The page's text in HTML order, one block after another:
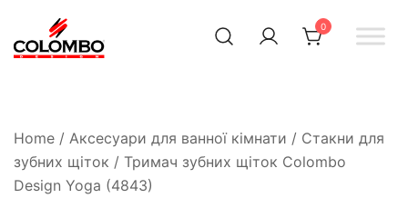
0
Home / Аксесуари для ванної кімнати / Стакни для
зубних щіток / Тримач зубних щіток Colombo
Design Yoga (4843)